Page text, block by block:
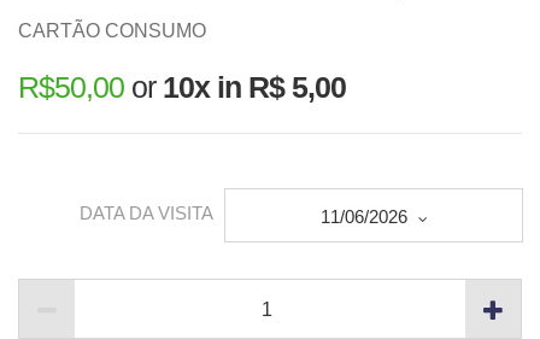
CARTÃO CONSUMO
R$50,00 or 10x in R$ 5,00
DATA DA VISITA 11/06/2026